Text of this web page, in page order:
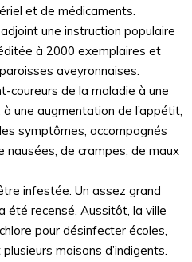
et de médicaments.
une instruction populaire
à 2000 exemplaires et
aveyronnaises.
coureurs de la maladie à une
une augmentation de l’appétit,
symptômes, accompagnés
nausées, de crampes, de maux
infestée. Un assez grand
été recensé. Aussitôt, la ville
pour désinfecter écoles,
maisons d’indigents.